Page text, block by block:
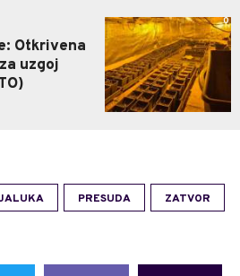
Otkrivena
uzgoj
0
PRESUDA ZATVOR